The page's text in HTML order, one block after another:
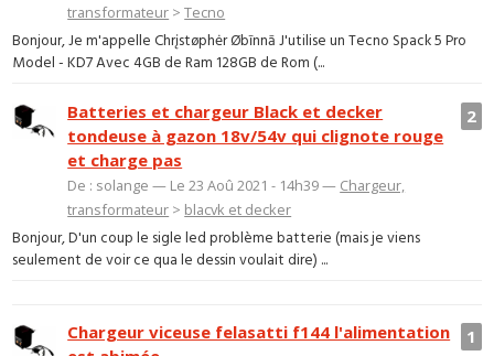
transformateur >Tecno
Bonjour, Je m'appelle Chrįstøphėr Øbīnnā J'utilise un Tecno Spack 5 Pro
Model - KD7 Avec 4GB de Ram 128GB de Rom (...
2
Batteries et chargeur Black et decker
tondeuse à gazon 18v/54v qui clignote rouge
et charge pas
De : solange — Le 23 Aoû 2021 - 14h39 — Chargeur,
transformateur > blacvk et decker
Bonjour, D'un coup le sigle led problème batterie (mais je viens
seulement de voir ce qua le dessin voulait dire) ...
1
Chargeur viceuse felasatti f144 l'alimentation